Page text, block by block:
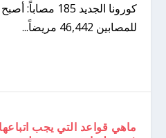
كورونا الجديد 185
للمصابين 46,442 مريضاً...
ماهي قواعد التي يجب